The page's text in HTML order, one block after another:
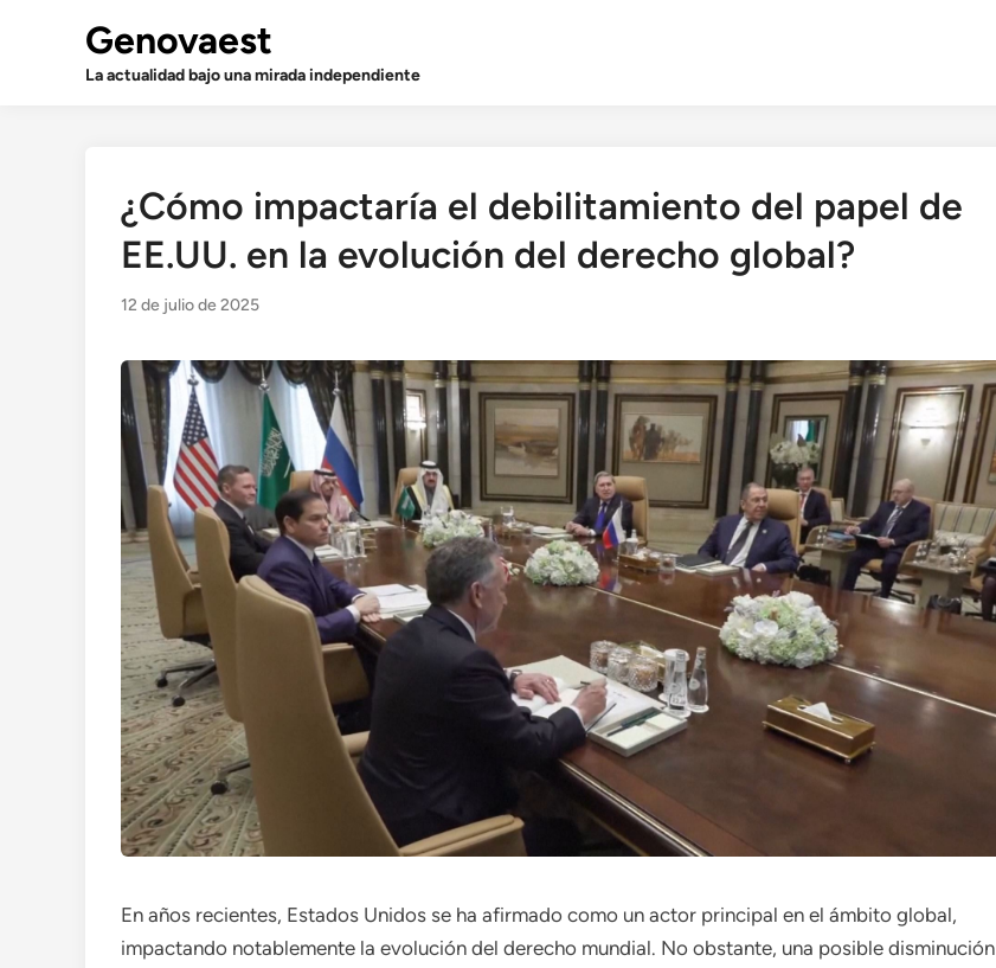
Genovaest
La actualidad bajo una mirada independiente
¿Cómo impactaría el debilitamiento del papel de
EE.UU. en la evolución del derecho global?
12 de julio de 2025
En años recientes, Estados Unidos se ha afirmado como un actor principal en el ámbito global,
impactando notablemente la evolución del derecho mundial. No obstante, una posible disminución